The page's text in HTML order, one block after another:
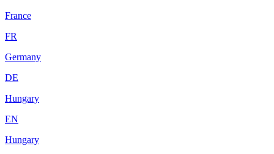
France
FR
Germany
DE
Hungary
EN
Hungary